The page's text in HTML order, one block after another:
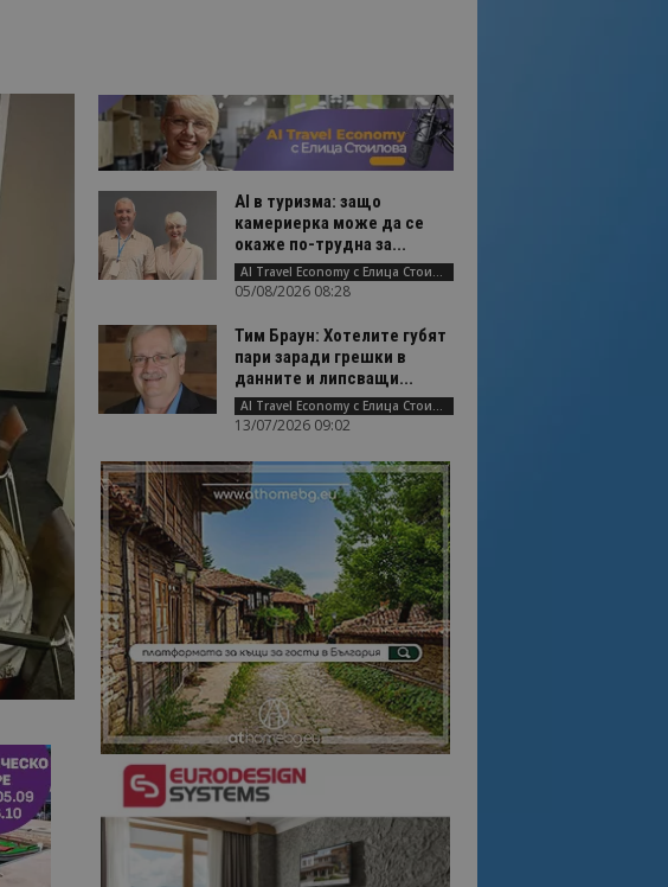
AI в туризма: защо
камериерка може да се
окаже по-трудна за...
AI Travel Economy с Елица Стоилова
05/08/2026 08:28
Тим Браун: Хотелите губят
пари заради грешки в
данните и липсващи...
AI Travel Economy с Елица Стоилова
13/07/2026 09:02